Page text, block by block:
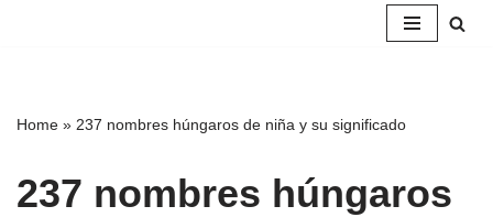
Home » 237 nombres húngaros de niña y su significado
237 nombres húngaros